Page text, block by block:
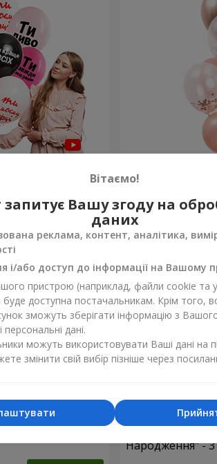
неї "Ти диво!" - 5
Замовити
Матусі!" - 5
Народження" - 3
Вітаємо!
запитує Вашу згоду на
даних
реклама, контент, аналітика,
і/або доступ до інформації на Вашому
пристрою (наприклад, файли cookie та
буде доступна постачальникам. Крім того,
зможуть зберігати інформацію з
дані.
можуть використовувати Ваші дані на
змінити свій вибір пізніше через